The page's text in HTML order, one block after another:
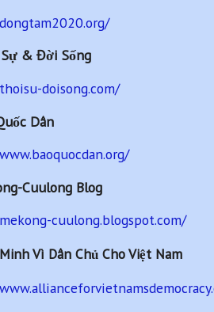
& Đời Sống
doisong.com/
Dân
Cuulong Blog
cuulong.blogspot.com/
Vì Dân Chủ Cho Việt Nam